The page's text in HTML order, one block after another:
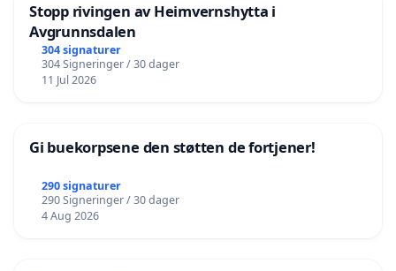
Stopp rivingen av Heimvernshytta i
Avgrunnsdalen
304 signaturer
304 Signeringer / 30 dager
11 Jul 2026
Gi buekorpsene den støtten de fortjener!
290 signaturer
290 Signeringer / 30 dager
4 Aug 2026